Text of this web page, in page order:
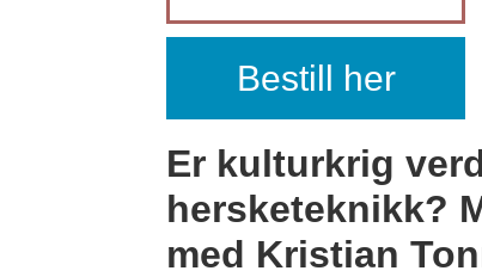
Bestill her
Er kulturkrig
hersketeknikk?
med Kristian